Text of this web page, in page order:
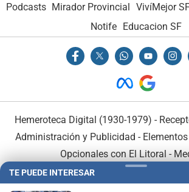
Podcasts Mirador Provincial VivíMejor
Notife Educacion SF
Hemeroteca Digital (1930-1979) -
Administración y Publicidad -
Opcionales con El Litoral -
TE PUEDE INTERESAR